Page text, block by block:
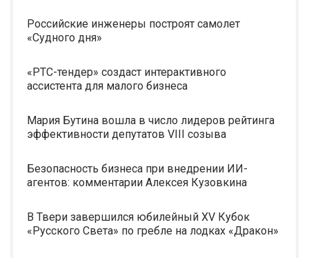
Российские инженеры построят самолет
«Судного дня»
«РТС-тендер» создаст интерактивного
ассистента для малого бизнеса
Мария Бутина вошла в число лидеров рейтинга
эффективности депутатов VIII созыва
Безопасность бизнеса при внедрении ИИ-
агентов: комментарии Алексея Кузовкина
В Твери завершился юбилейный XV Кубок
«Русского Света» по гребле на лодках «Дракон»